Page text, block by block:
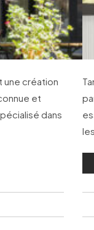
une création
et
dans